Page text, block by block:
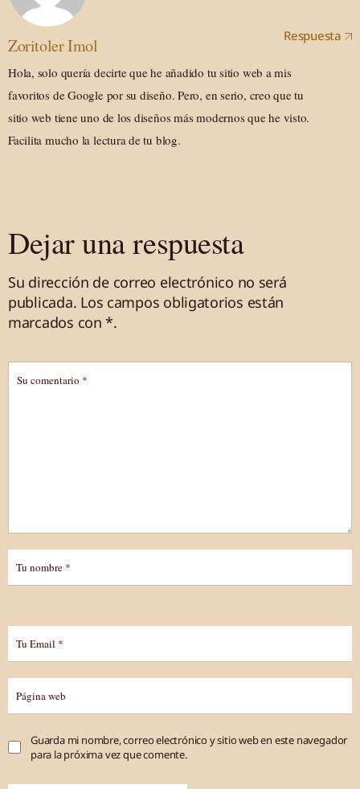
Zoritoler Imol
Hola, solo quería decirte que he añadido tu sitio web a mis
favoritos de Google por su diseño. Pero, en serio, creo que tu
sitio web tiene uno de los diseños más modernos que he visto.
Facilita mucho la lectura de tu blog.
Respuesta
Dejar una respuesta
Su dirección de correo electrónico no será
publicada. Los campos obligatorios están
marcados con *.
Guarda mi nombre, correo electrónico y sitio web en este navegador
para la próxima vez que comente.